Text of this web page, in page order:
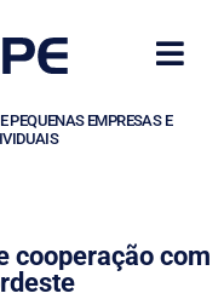
PEQUENAS EMPRESAS E
cooperação com